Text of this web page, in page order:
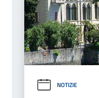
NOTIZIE